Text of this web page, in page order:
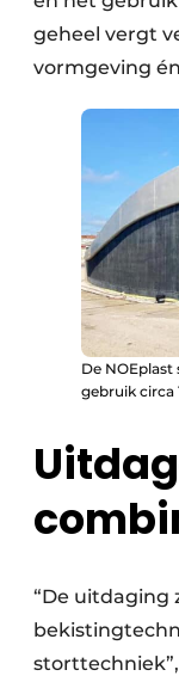
geheel vergt
vormgeving
De
gebruik circa
“De uitdaging